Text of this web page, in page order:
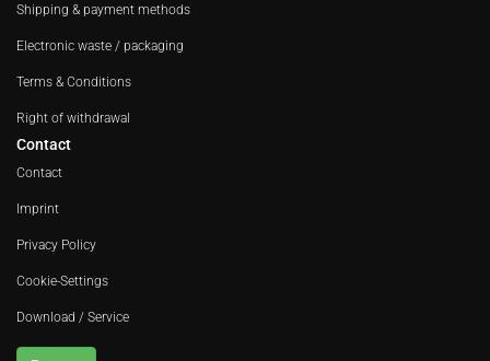
Shipping & payment methods
Electronic waste / packaging
Terms & Conditions
Right of withdrawal
Contact
Contact
Imprint
Privacy Policy
Cookie-Settings
Download / Service